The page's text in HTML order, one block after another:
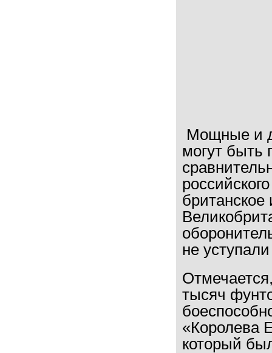
Мощные и
могут быть
не
тысяч
«Королева
который